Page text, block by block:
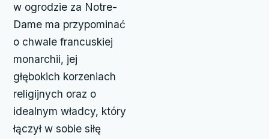
w ogrodzie za Notre-
Dame ma przypominać
o chwale francuskiej
monarchii, jej
głębokich korzeniach
religijnych oraz o
idealnym władcy, który
łączył w sobie siłę